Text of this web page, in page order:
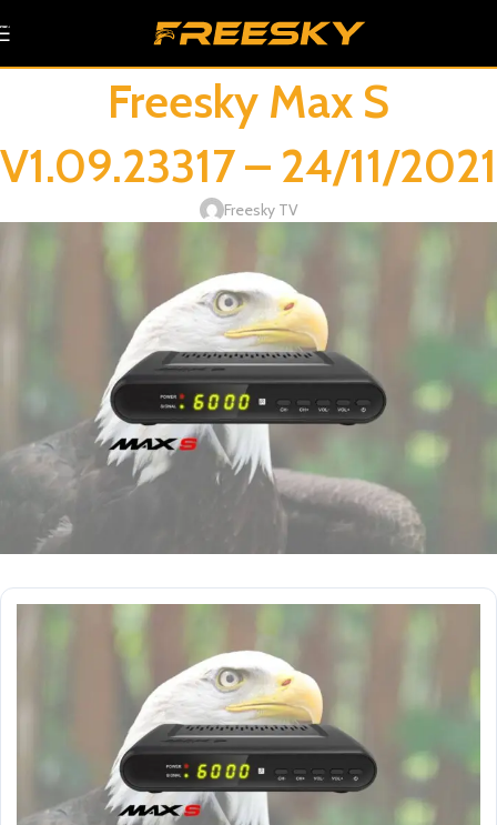
Skip to navigation
Skip to main content
Freesky Max S
V1.09.23317 – 24/11/2021
Freesky TV